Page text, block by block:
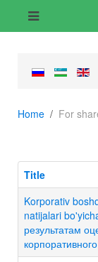
Home For
Title
Korporativ
natijalari
результатам